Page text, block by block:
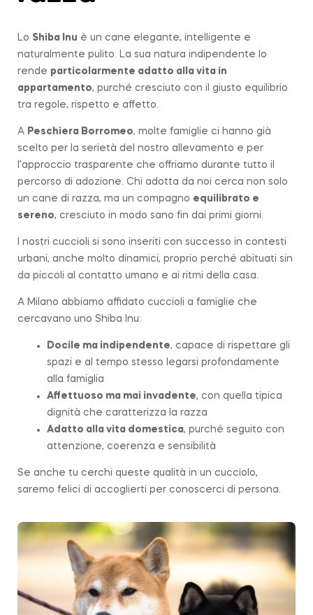
Lo Shiba Inu è un cane elegante, intelligente e
naturalmente pulito. La sua natura indipendente lo
rende particolarmente adatto alla vita in
appartamento, purché cresciuto con il giusto equilibrio
tra regole, rispetto e affetto.
A Peschiera Borromeo, molte famiglie ci hanno già
scelto per la serietà del nostro allevamento e per
l’approccio trasparente che offriamo durante tutto il
percorso di adozione. Chi adotta da noi cerca non solo
un cane di razza, ma un compagno equilibrato e
sereno, cresciuto in modo sano fin dai primi giorni.
I nostri cuccioli si sono inseriti con successo in contesti
urbani, anche molto dinamici, proprio perché abituati sin
da piccoli al contatto umano e ai ritmi della casa.
A Milano abbiamo affidato cuccioli a famiglie che
cercavano uno Shiba Inu:
Docile ma indipendente, capace di rispettare gli
spazi e al tempo stesso legarsi profondamente
alla famiglia
Affettuoso ma mai invadente, con quella tipica
dignità che caratterizza la razza
Adatto alla vita domestica, purché seguito con
attenzione, coerenza e sensibilità
Se anche tu cerchi queste qualità in un cucciolo,
saremo felici di accoglierti per conoscerci di persona.